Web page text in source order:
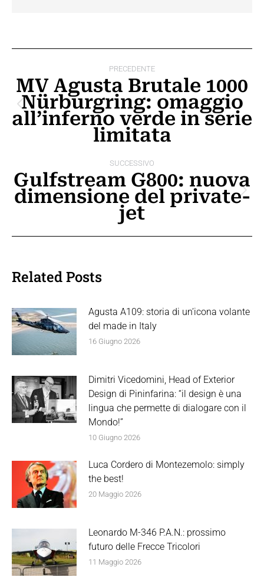
tra
post
PRECEDENTE
Post
precedente:
MV Agusta Brutale 1000
Nürburgring: omaggio
all’inferno verde in serie
limitata
SUCCESSIVO
Prossimo
post:
Gulfstream G800: nuova
dimensione del private-
jet
Related Posts
Agusta A109: storia di un’icona volante
del made in Italy
16 Giugno 2026
Dimitri Vicedomini, Head of Exterior
Design di Pininfarina: “il design è una
lingua che permette di dialogare con il
Mondo!”
10 Giugno 2026
Luca Cordero di Montezemolo: simply
the best!
20 Maggio 2026
Leonardo M-346 P.A.N.: prossimo
futuro delle Frecce Tricolori
11 Maggio 2026